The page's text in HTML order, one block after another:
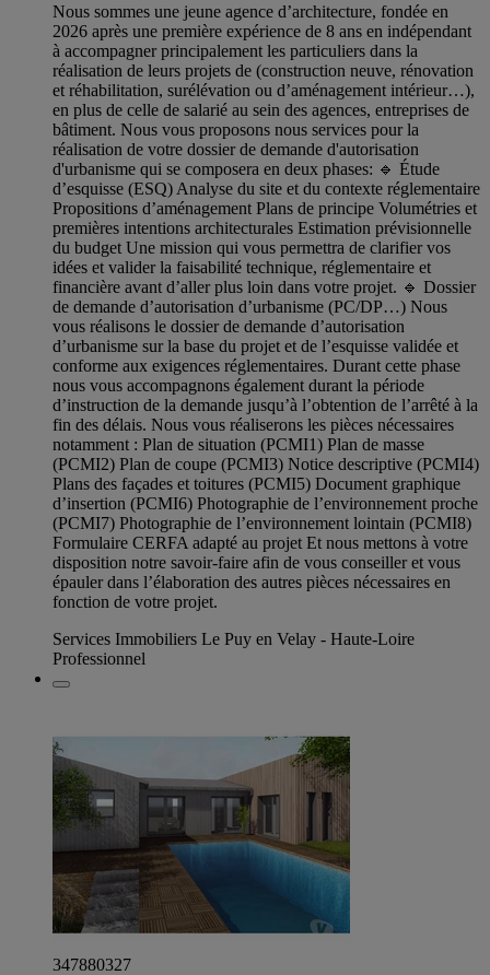
Nous sommes une jeune agence d’architecture, fondée en
2026 après une première expérience de 8 ans en indépendant
à accompagner principalement les particuliers dans la
réalisation de leurs projets de (construction neuve, rénovation
et réhabilitation, surélévation ou d’aménagement intérieur…),
en plus de celle de salarié au sein des agences, entreprises de
bâtiment. Nous vous proposons nous services pour la
réalisation de votre dossier de demande d'autorisation
d'urbanisme qui se composera en deux phases: 🔹 Étude
d’esquisse (ESQ) Analyse du site et du contexte réglementaire
Propositions d’aménagement Plans de principe Volumétries et
premières intentions architecturales Estimation prévisionnelle
du budget Une mission qui vous permettra de clarifier vos
idées et valider la faisabilité technique, réglementaire et
financière avant d’aller plus loin dans votre projet. 🔹 Dossier
de demande d’autorisation d’urbanisme (PC/DP…) Nous
vous réalisons le dossier de demande d’autorisation
d’urbanisme sur la base du projet et de l’esquisse validée et
conforme aux exigences réglementaires. Durant cette phase
nous vous accompagnons également durant la période
d’instruction de la demande jusqu’à l’obtention de l’arrêté à la
fin des délais. Nous vous réaliserons les pièces nécessaires
notamment : Plan de situation (PCMI1) Plan de masse
(PCMI2) Plan de coupe (PCMI3) Notice descriptive (PCMI4)
Plans des façades et toitures (PCMI5) Document graphique
d’insertion (PCMI6) Photographie de l’environnement proche
(PCMI7) Photographie de l’environnement lointain (PCMI8)
Formulaire CERFA adapté au projet Et nous mettons à votre
disposition notre savoir-faire afin de vous conseiller et vous
épauler dans l’élaboration des autres pièces nécessaires en
fonction de votre projet.
Services Immobiliers Le Puy en Velay - Haute-Loire
Professionnel
347880327